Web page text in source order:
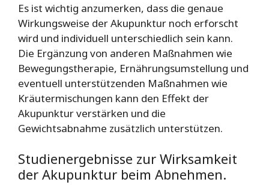
Es ist wichtig anzumerken, dass die genaue
Wirkungsweise der Akupunktur noch erforscht
wird und individuell unterschiedlich sein kann.
Die Ergänzung von anderen Maßnahmen wie
Bewegungstherapie, Ernährungsumstellung und
eventuell unterstützenden Maßnahmen wie
Kräutermischungen kann den Effekt der
Akupunktur verstärken und die
Gewichtsabnahme zusätzlich unterstützen.
Studienergebnisse zur Wirksamkeit
der Akupunktur beim Abnehmen.